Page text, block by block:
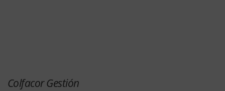
Colfacor Gestión